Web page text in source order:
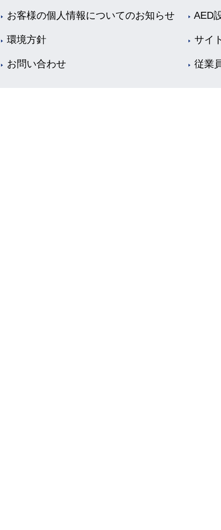
お客様の個人情報についてのお知らせ AED
環境方針 サイ
お問い合わせ 従業